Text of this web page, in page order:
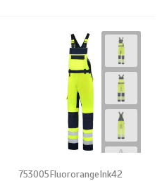
753005FluororangeInk42